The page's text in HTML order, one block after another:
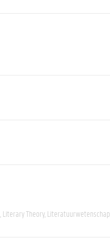
Literary Theory Literatuurwetenschap